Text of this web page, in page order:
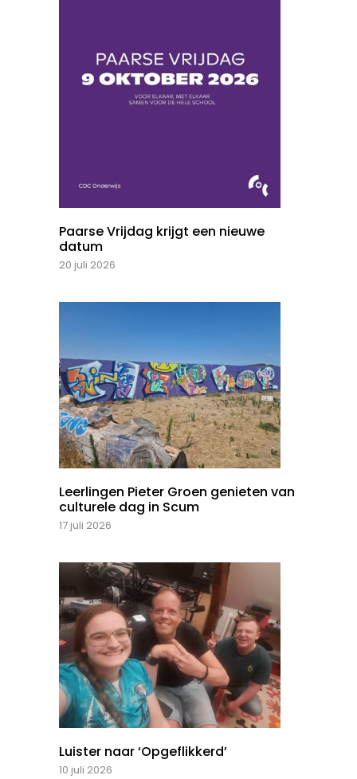
Paarse Vrijdag krijgt een nieuwe
datum
20 juli 2026
Leerlingen Pieter Groen genieten van
culturele dag in Scum
17 juli 2026
Luister naar ‘Opgeflikkerd’
10 juli 2026